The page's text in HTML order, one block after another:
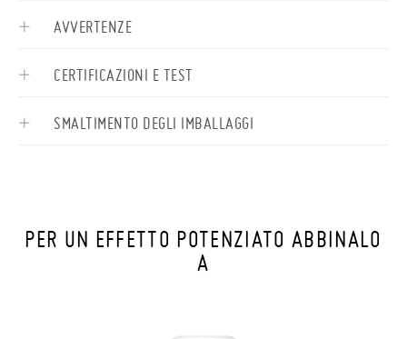
AVVERTENZE
CERTIFICAZIONI E TEST
SMALTIMENTO DEGLI IMBALLAGGI
PER UN EFFETTO POTENZIATO ABBINALO
A